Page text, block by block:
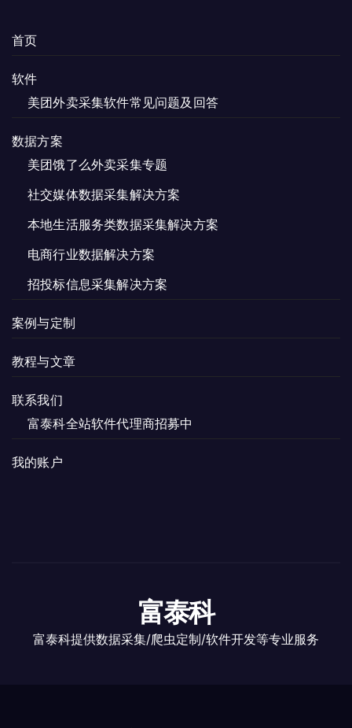
首页
软件
美团外卖采集软件常见问题及回答
数据方案
美团饿了么外卖采集专题
社交媒体数据采集解决方案
本地生活服务类数据采集解决方案
电商行业数据解决方案
招投标信息采集解决方案
案例与定制
教程与文章
联系我们
富泰科全站软件代理商招募中
我的账户
富泰科
富泰科提供数据采集/爬虫定制/软件开发等专业服务